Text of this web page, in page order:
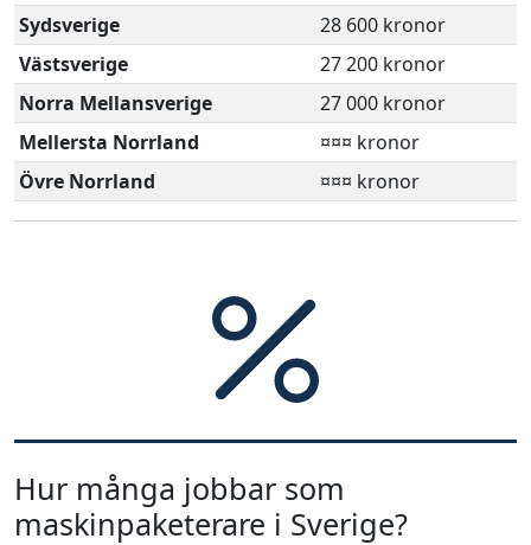
Sydsverige
28 600 kronor
Västsverige
27 200 kronor
Norra Mellansverige
27 000 kronor
Mellersta Norrland
¤¤¤ kronor
Övre Norrland
¤¤¤ kronor
Hur många jobbar som
maskinpaketerare i Sverige?